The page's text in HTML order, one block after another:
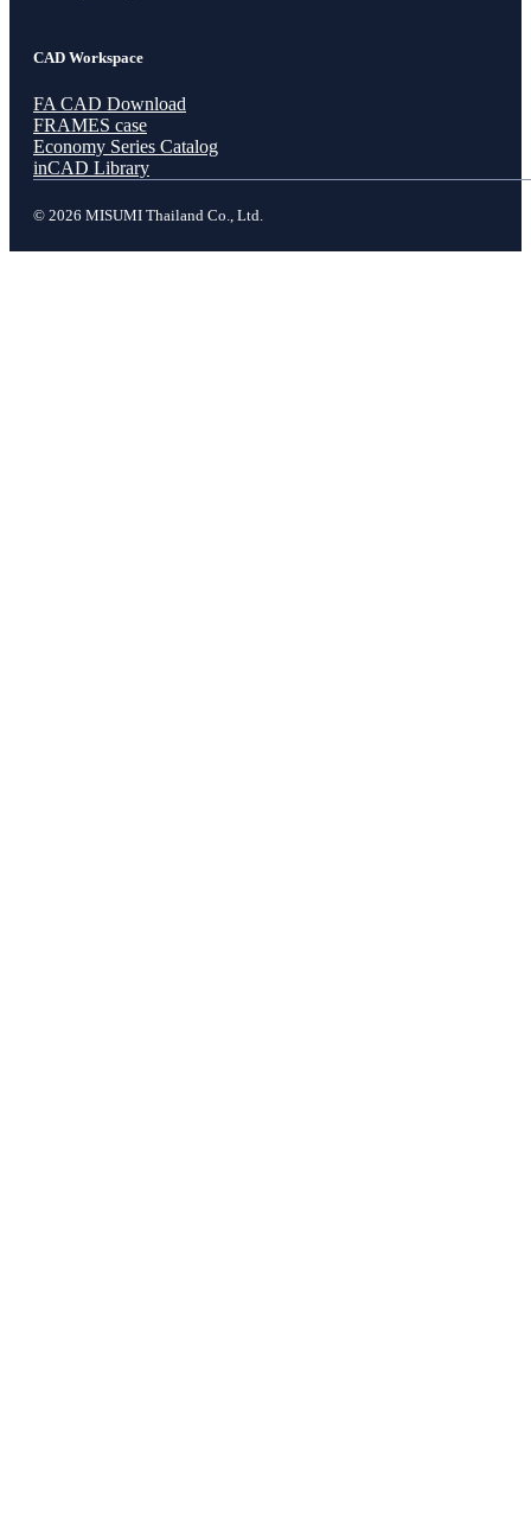
CAD Workspace
FA CAD Download
FRAMES case
Economy Series Catalog
inCAD Library
© 2026 MISUMI Thailand Co., Ltd.